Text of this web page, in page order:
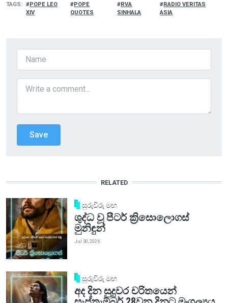
TAGS
POPE LEO
XIV
POPE
QUOTES
RVA
SINHALA
RADIO VERITAS
ASIA
RELATED
සුරුවිරු මඟ
ශුද්ධ වූ පීටර් ක්‍රිසොලොගස්
මුනිඳුන්
Jul 30, 2026
සුරුවිරු මඟ
අද දින සුදුවර චරිතයෙන්